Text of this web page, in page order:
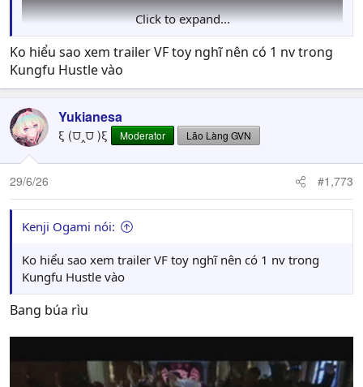
Click to expand...
Ko hiểu sao xem trailer VF toy nghĩ nên có 1 nv trong
Kungfu Hustle vào
Yukianesa
ξ (⩌‸⩌ )ξ Moderator Lão Làng GVN
29/6/26 #1,773
Kenji Ogami nói:
Ko hiểu sao xem trailer VF toy nghĩ nên có 1 nv trong
Kungfu Hustle vào
Bang búa rìu